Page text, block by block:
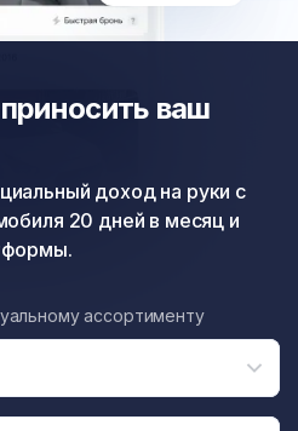
ваш
доход на руки с
20 дней в месяц и
ассортименту